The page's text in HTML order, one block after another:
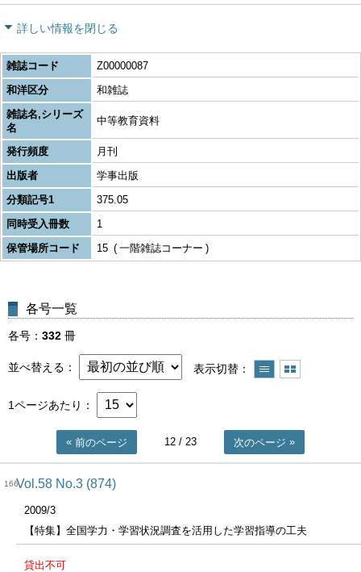
詳しい情報を閉じる
雑誌コード
Z00000087
和洋区分
和雑誌
雑誌名,シリーズ
名
中等教育資料
発行頻度
月刊
出版者
学事出版
分類記号1
375.05
同時受入冊数
1
保管場所コード
15 一階雑誌コーナー
各号一覧
各号 332 冊
並べ替える 表示切替
1ページあたり
前のページ 12 / 23 次のページ
166Vol.58 No.3 (874)
2009/3
【特集】全国学力・学習状況調査を活用した学習指導の工夫
貸出不可